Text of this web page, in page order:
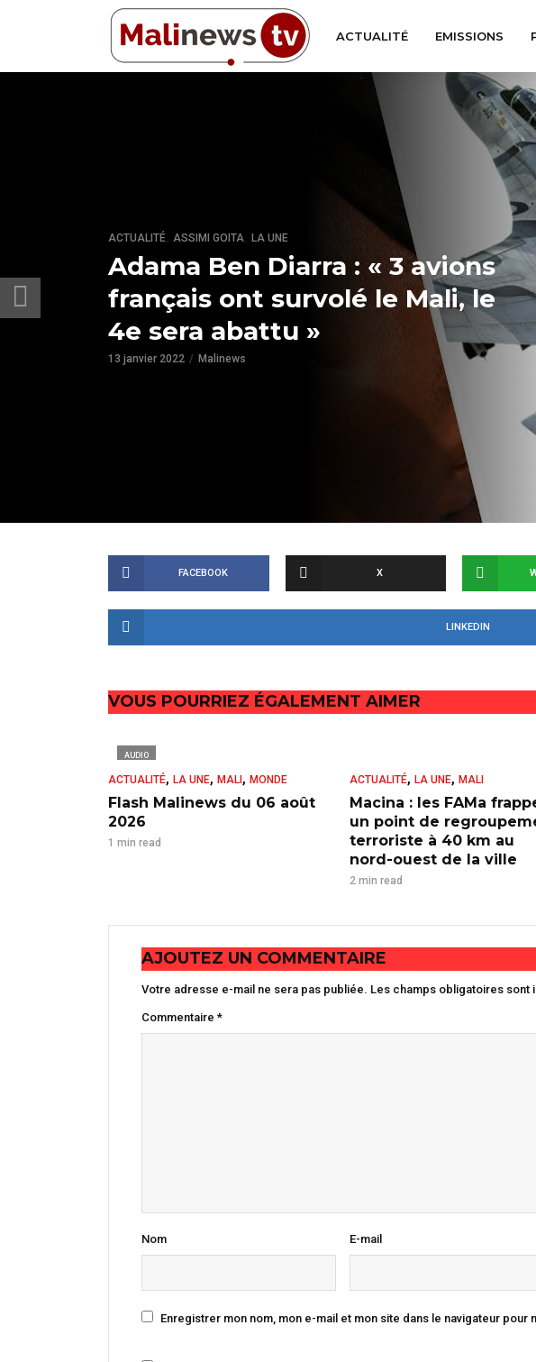
ACTUALITÉ EMISSIONS
ACTUALITÉ ASSIMI GOITA LA UNE
Adama Ben Diarra : « 3 avions
français ont survolé le Mali, le
4e sera abattu »
13 janvier 2022 Malinews
FACEBOOK X
LINKEDIN
VOUS POURRIEZ ÉGALEMENT AIMER
AUDIO
ACTUALITÉ, LA UNE, MALI , MONDE
Flash Malinews du 06 août
2026
1 min read
ACTUALITÉ, LA UNE, MALI
Macina : les FAMa
un point de
terroriste à 40 km au
nord-ouest de la ville
2 min read
AJOUTEZ UN COMMENTAIRE
Votre adresse e-mail ne sera pas publiée. Les champs obligatoires sont
Commentaire *
Nom E-mail
Enregistrer mon nom, mon e-mail et mon site dans le navigateur pour